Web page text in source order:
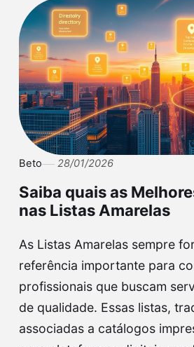
Beto 28/01/2026
Saiba quais as
nas Listas Amarelas
As Listas Amarelas sempre
referência importante para
profissionais que buscam
de qualidade. Essas listas,
associadas a catálogos